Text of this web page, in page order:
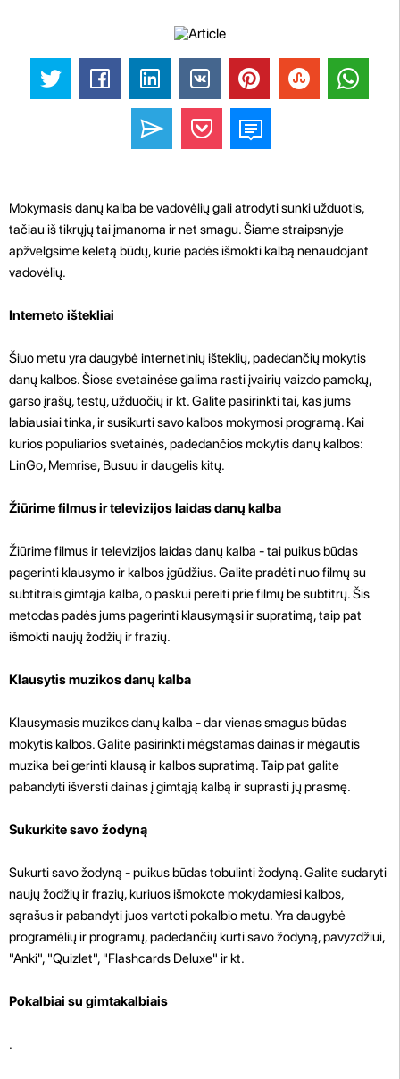
Mokymasis danų kalba be vadovėlių gali atrodyti sunki užduotis,
tačiau iš tikrųjų tai įmanoma ir net smagu. Šiame straipsnyje
apžvelgsime keletą būdų, kurie padės išmokti kalbą nenaudojant
vadovėlių.
Interneto ištekliai
Šiuo metu yra daugybė internetinių išteklių, padedančių mokytis
danų kalbos. Šiose svetainėse galima rasti įvairių vaizdo pamokų,
garso įrašų, testų, užduočių ir kt. Galite pasirinkti tai, kas jums
labiausiai tinka, ir susikurti savo kalbos mokymosi programą. Kai
kurios populiarios svetainės, padedančios mokytis danų kalbos:
LinGo, Memrise, Busuu ir daugelis kitų.
Žiūrime filmus ir televizijos laidas danų kalba
Žiūrime filmus ir televizijos laidas danų kalba - tai puikus būdas
pagerinti klausymo ir kalbos įgūdžius. Galite pradėti nuo filmų su
subtitrais gimtąja kalba, o paskui pereiti prie filmų be subtitrų. Šis
metodas padės jums pagerinti klausymąsi ir supratimą, taip pat
išmokti naujų žodžių ir frazių.
Klausytis muzikos danų kalba
Klausymasis muzikos danų kalba - dar vienas smagus būdas
mokytis kalbos. Galite pasirinkti mėgstamas dainas ir mėgautis
muzika bei gerinti klausą ir kalbos supratimą. Taip pat galite
pabandyti išversti dainas į gimtąją kalbą ir suprasti jų prasmę.
Sukurkite savo žodyną
Sukurti savo žodyną - puikus būdas tobulinti žodyną. Galite sudaryti
naujų žodžių ir frazių, kuriuos išmokote mokydamiesi kalbos,
sąrašus ir pabandyti juos vartoti pokalbio metu. Yra daugybė
programėlių ir programų, padedančių kurti savo žodyną, pavyzdžiui,
"Anki", "Quizlet", "Flashcards Deluxe" ir kt.
Pokalbiai su gimtakalbiais
.